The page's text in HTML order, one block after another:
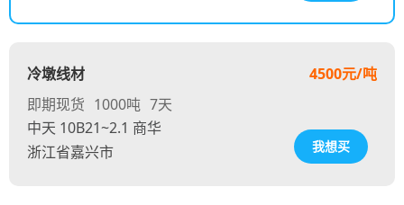
冷墩线材 4500元/吨
我想买
即期现货 1000吨 7天
中天 10B21~2.1 商华
浙江省嘉兴市